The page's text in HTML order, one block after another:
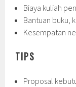
Biaya kuliah
Bantuan buku,
Kesempatan
TIPS
Proposal